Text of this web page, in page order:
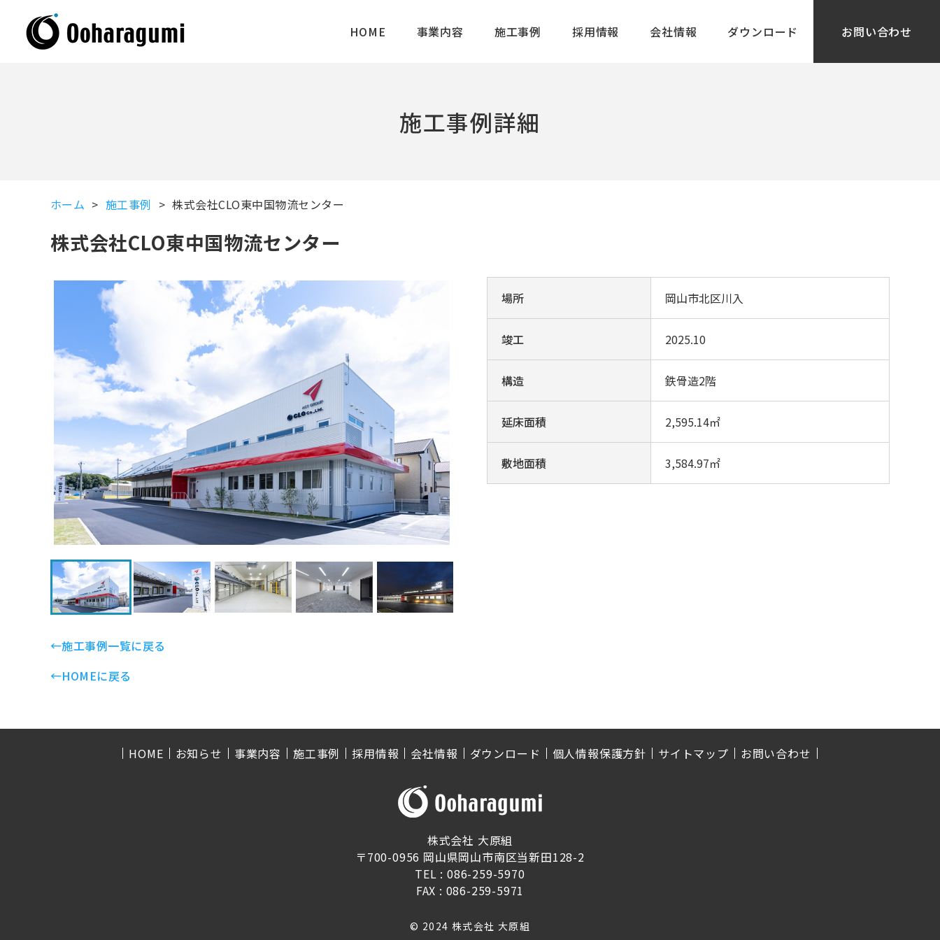
HOME 事業内容 施工事例 採用情報 会社情報 ダウンロード お問い合わせ
施工事例詳細
ホーム 施工事例 株式会社CLO東中国物流センター
株式会社CLO東中国物流センター
場所 岡山市北区川入
竣工 2025.10
構造 鉄骨造2階
延床面積 2,595.14㎡
敷地面積 3,584.97㎡
←施工事例一覧に戻る
←HOMEに戻る
HOME お知らせ 事業内容 施工事例 採用情報 会社情報 ダウンロード 個人情報保護方針 サイトマップ お問い合わせ
株式会社 大原組
〒700-0956 岡山県岡山市南区当新田128-2
TEL :086-259-5970
FAX : 086-259-5971
© 2024 株式会社 大原組